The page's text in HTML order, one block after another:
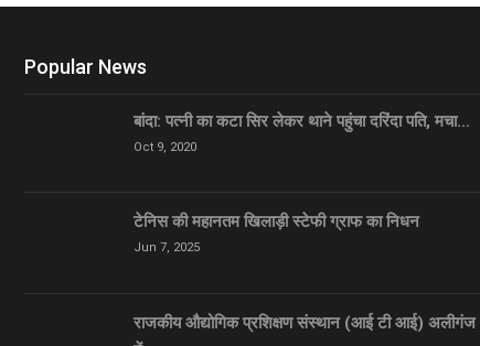
Popular News
बांदा: पत्नी का कटा सिर लेकर थाने पहुंचा दरिंदा पति, मचा…
Oct 9, 2020
टेनिस की महानतम खिलाड़ी स्टेफी ग्राफ का निधन
Jun 7, 2025
राजकीय औद्योगिक प्रशिक्षण संस्थान (आई टी आई) अलीगंज